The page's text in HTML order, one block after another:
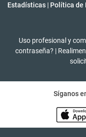
Estadísticas | Política de
Uso profesional y
contraseña? |
Síganos